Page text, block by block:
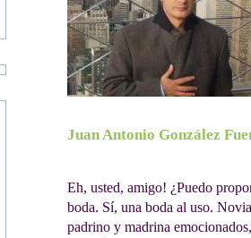
Juan Antonio González
Eh, usted, amigo! ¿Puedo
boda. Sí, una boda al uso.
padrino y madrina